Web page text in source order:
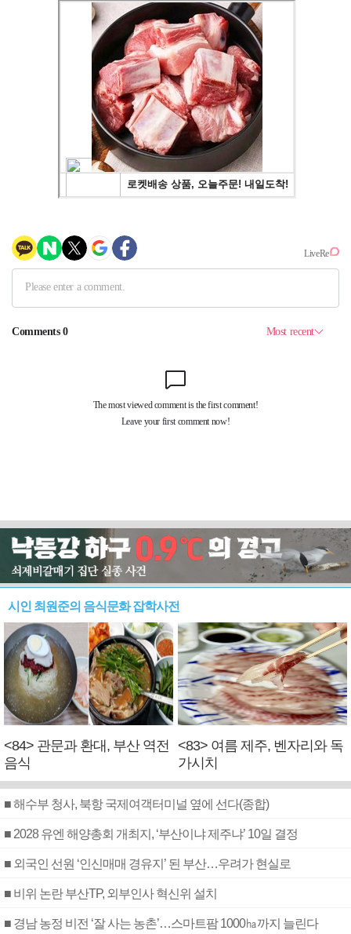
시인 최원준의 음식문화 잡학사전
<84> 관문과 환대, 부산 역전
음식
<83> 여름 제주, 벤자리와 독
가시치
■ 해수부 청사, 북항 국제여객터미널 옆에 선다(종합)
■ 2028 유엔 해양총회 개최지, ‘부산이냐 제주냐’ 10일 결정
■ 외국인 선원 ‘인신매매 경유지’ 된 부산…우려가 현실로
■ 비위 논란 부산TP, 외부인사 혁신위 설치
■ 경남 농정 비전 ‘잘 사는 농촌’…스마트팜 1000㏊까지 늘린다